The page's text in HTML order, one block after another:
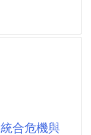
合危機與